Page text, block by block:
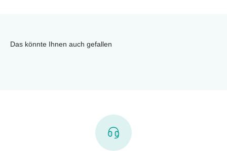
Das könnte Ihnen auch gefallen